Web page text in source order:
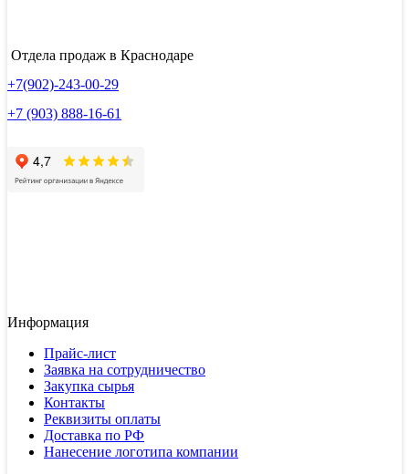
Отдела продаж в Краснодаре
+7(902)-243-00-29
+7 (903) 888-16-61
Информация
Прайс-лист
Заявка на сотрудничество
Закупка сырья
Контакты
Реквизиты оплаты
Доставка по РФ
Нанесение логотипа компании